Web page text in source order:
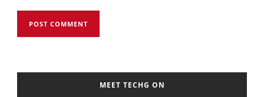
MEET TECHG ON